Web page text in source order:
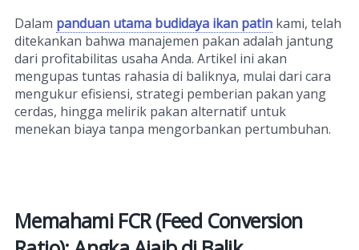
Dalam panduan utama budidaya ikan patin kami, telah
ditekankan bahwa manajemen pakan adalah jantung
dari profitabilitas usaha Anda. Artikel ini akan
mengupas tuntas rahasia di baliknya, mulai dari cara
mengukur efisiensi, strategi pemberian pakan yang
cerdas, hingga melirik pakan alternatif untuk
menekan biaya tanpa mengorbankan pertumbuhan.
Memahami FCR (Feed Conversion